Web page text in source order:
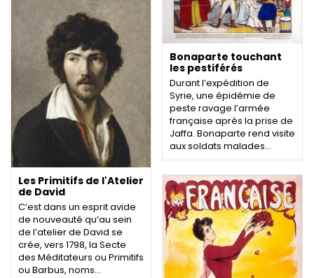
Bonaparte touchant
les pestiférés
Durant l’expédition de
Syrie, une épidémie de
peste ravage l’armée
française après la prise de
Jaffa. Bonaparte rend visite
aux soldats malades…
Les Primitifs de l'Atelier
de David
C’est dans un esprit avide
de nouveauté qu’au sein
de l’atelier de David se
crée, vers 1798, la Secte
des Méditateurs ou Primitifs
ou Barbus, noms…